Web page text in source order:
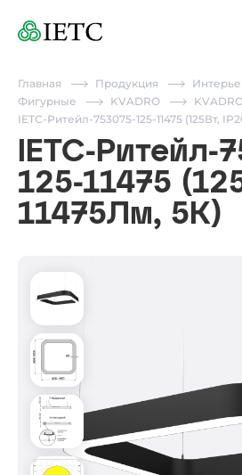
Главная Продукция
Фигурные
KVADRO
IETC-Ритейл-753075-125-11475 (125Вт,
IETC-Ритейл-
125-11475
11475Лм, 5К)